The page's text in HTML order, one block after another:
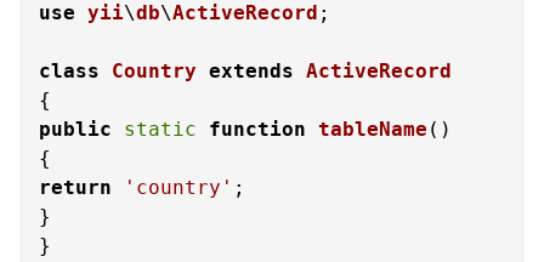
use yii\db\ActiveRecord ;
class Country extends ActiveRecord
public
static function tableName (
return
'country' ;
}
}